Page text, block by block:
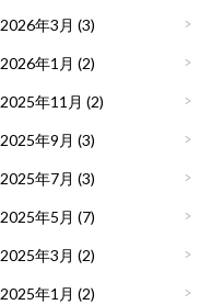
2026年3月 (3)
2026年1月 (2)
2025年11月 (2)
2025年9月 (3)
2025年7月 (3)
2025年5月 (7)
2025年3月 (2)
2025年1月 (2)